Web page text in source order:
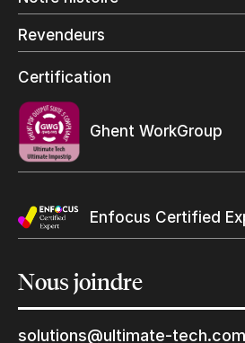
Grand Format
Revendeurs
Trouvez un revendeur
Certification
Ghent WorkGroup
Enfocus Certified
Nousjoindre
solutions@ultimate-tech.com
Abonnez-vous à notre